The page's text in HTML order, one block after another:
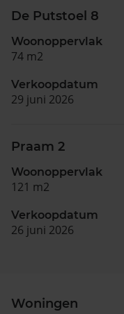
De Putstoel 8
Woonoppervlak
74 m2
Verkoopdatum
29 juni 2026
Praam 2
Woonoppervlak
121 m2
Verkoopdatum
26 juni 2026
Woningen